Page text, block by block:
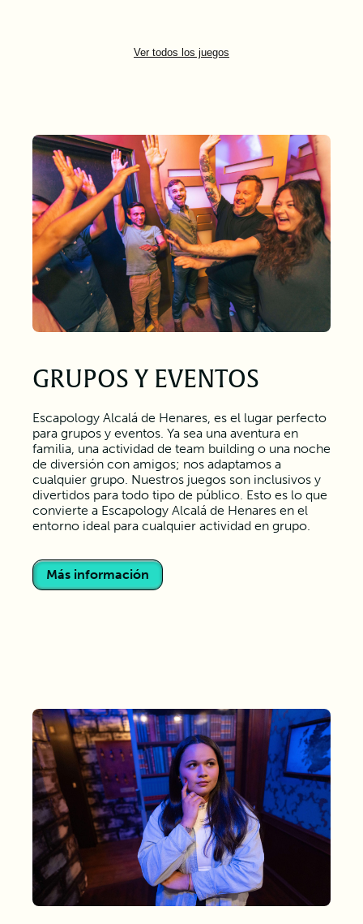
Ver todos los juegos
GRUPOS Y EVENTOS
Escapology Alcalá de Henares, es el lugar perfecto
para grupos y eventos. Ya sea una aventura en
familia, una actividad de team building o una noche
de diversión con amigos; nos adaptamos a
cualquier grupo. Nuestros juegos son inclusivos y
divertidos para todo tipo de público. Esto es lo que
convierte a Escapology Alcalá de Henares en el
entorno ideal para cualquier actividad en grupo.
Más información